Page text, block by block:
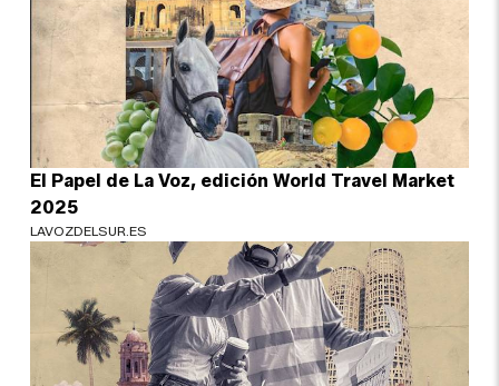
El Papel de La Voz, edición World Travel Market
2025
LAVOZDELSUR.ES